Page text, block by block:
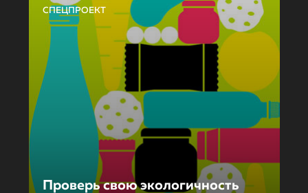
СПЕЦПРОЕКТ
Проверь свою экологичность